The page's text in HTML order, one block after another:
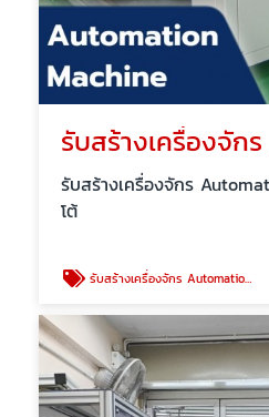
รับสร้างเครื่องจักร
โต้
รับสร้างเครื่องจักร Automation ปทุมธานี